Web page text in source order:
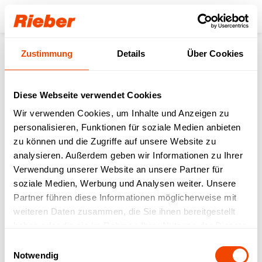
Zustimmung Details Über Cookies
Diese Webseite verwendet Cookies
Wir verwenden Cookies, um Inhalte und Anzeigen zu
personalisieren, Funktionen für soziale Medien anbieten
zu können und die Zugriffe auf unsere Website zu
analysieren. Außerdem geben wir Informationen zu Ihrer
Verwendung unserer Website an unsere Partner für
soziale Medien, Werbung und Analysen weiter. Unsere
Partner führen diese Informationen möglicherweise mit
weiteren Daten zusammen, die Sie ihnen bereitgestellt
Notwendig
Login
Monteur/WIG-Schweißer
(m/w/d)
Reutlingen
Als ein Unternehmen der max maier business group,
mit rund 500 Mitarbeitern, bieten wir unseren Kunden
entwickeln und fertigen wir eine Vielzahl an technischen